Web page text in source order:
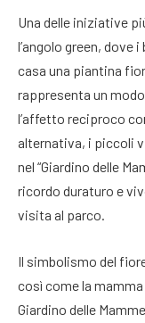
Una delle iniziative
l’angolo green, dove
casa una piantina
rappresenta un
l’affetto reciproco
alternativa, i piccoli
nel “Giardino delle
ricordo duraturo e
visita al parco.
Il simbolismo del
così come la
Giardino delle